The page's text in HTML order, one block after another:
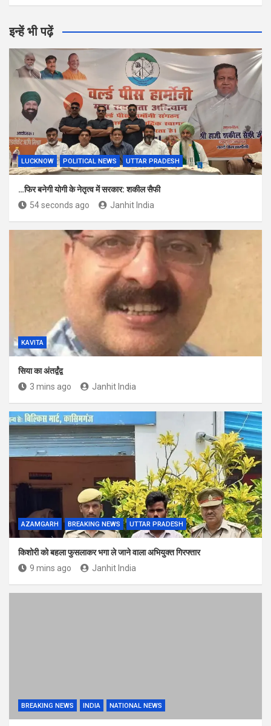
इन्हें भी पढ़ें
LUCKNOW POLITICAL NEWS UTTAR PRADESH
…फिर बनेगी योगी के नेतृत्व में सरकार: शकील सैफी
54 seconds ago
Janhit India
KAVITA
सिया का अंतर्द्वंद्व
3 mins ago
Janhit India
AZAMGARH BREAKING NEWS UTTAR PRADESH
किशोरी को बहला फुसलाकर भगा ले जाने वाला अभियुक्त गिरफ्तार
9 mins ago
Janhit India
BREAKING NEWS INDIA NATIONAL NEWS